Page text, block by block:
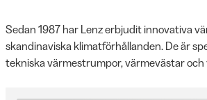
Sedan 1987 har Lenz erbjudit innovativa
skandinaviska klimatförhållanden. De är
tekniska värmestrumpor, värmevästar och
hög kvalitet, tekniska lösningar och